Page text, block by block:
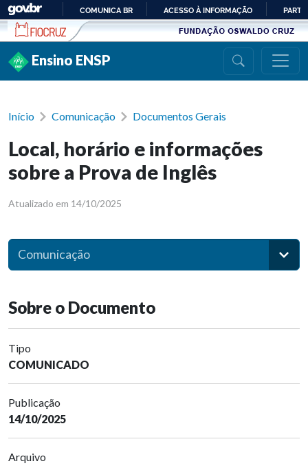
Ir para conteúdo
PARA
COMUNICA BR ACESSO À INFORMAÇÃO
Ensino ENSP
Início Comunicação Documentos Gerais
Local, horário e informações
sobre a Prova de Inglês
Atualizado em 14/10/2025
Comunicação
Sobre o Documento
Tipo
COMUNICADO
Publicação
14/10/2025
Arquivo